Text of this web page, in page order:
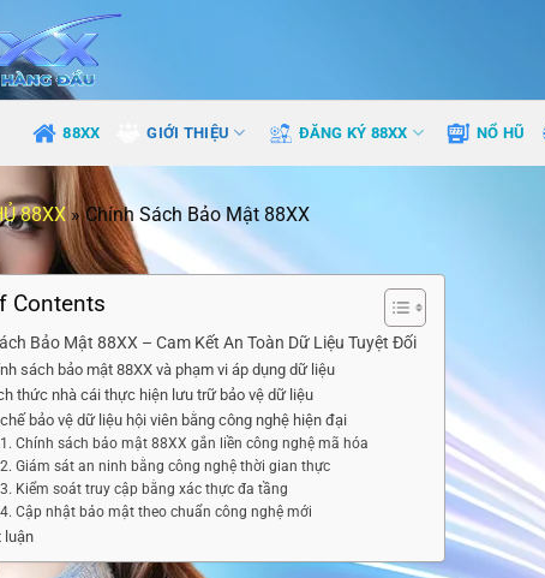
88XX GIỚI THIỆU ĐĂNG KÝ 88XX NỔ HŨ
88XX»Chính Sách Bảo Mật 88XX
Contents
Bảo Mật 88XX – Cam Kết An Toàn Dữ Liệu Tuyệt Đối
sách bảo mật 88XX và phạm vi áp dụng dữ liệu
thức nhà cái thực hiện lưu trữ bảo vệ dữ liệu
bảo vệ dữ liệu hội viên bằng công nghệ hiện đại
Chính sách bảo mật 88XX gắn liền công nghệ mã hóa
Giám sát an ninh bằng công nghệ thời gian thực
Kiểm soát truy cập bằng xác thực đa tầng
Cập nhật bảo mật theo chuẩn công nghệ mới
luận